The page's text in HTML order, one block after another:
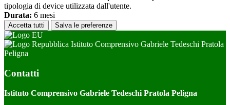
tipologia di device utilizzata dall'utente.
Durata: 6 mesi
Accetta tutti Salva le preferenze
Istituto Comprensivo Gabriele Tedeschi Pratola
Peligna
Contatti
Istituto Comprensivo Gabriele Tedeschi Pratola Peligna